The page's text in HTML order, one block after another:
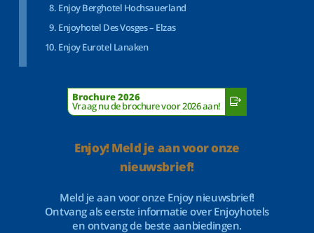
Enjoy Berghotel Hochsauerland
Enjoyhotel Des Vosges – Elzas
Enjoy Eurotel Lanaken
Brochure 2026
Vraag nu de brochure voor 2026 aan!
Enjoy! Meld je aan voor onze
nieuwsbrief!
Meld je aan voor onze Enjoy nieuwsbrief!
Ontvang als eerste informatie over Enjoyhotels
en ontvang de beste aanbiedingen.